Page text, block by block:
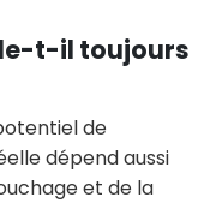
t-il toujours
de
dépend aussi
et de la